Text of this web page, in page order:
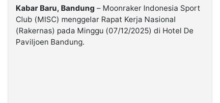
Kabar Baru, Bandung – Moonraker Indonesia Sport
Club (MISC) menggelar Rapat Kerja Nasional
(Rakernas) pada Minggu (07/12/2025) di Hotel De
Paviljoen Bandung.